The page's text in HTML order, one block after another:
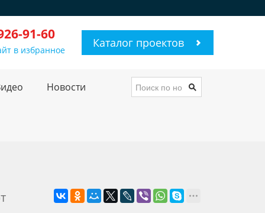
91-60
Каталог проектов
в избранное
Новости